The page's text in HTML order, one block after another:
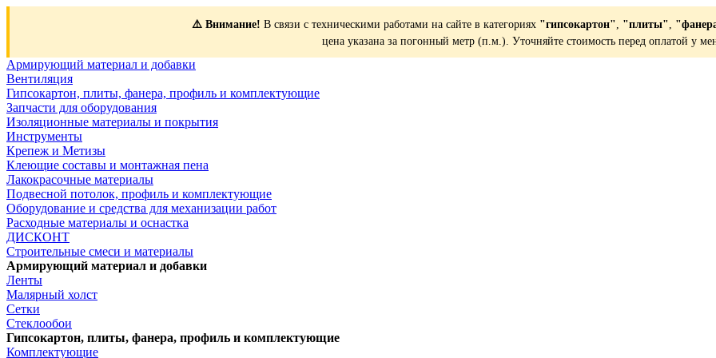
⚠️ Внимание! В связи с техническими работами на сайте в категориях "гипсокартон", "плиты",
цена указана за погонный метр (п.м.). Уточняйте стоимость перед оплатой у
Армирующий материал и добавки
Вентиляция
Гипсокартон, плиты, фанера, профиль и комплектующие
Запчасти для оборудования
Изоляционные материалы и покрытия
Инструменты
Крепеж и Метизы
Клеющие составы и монтажная пена
Лакокрасочные материалы
Подвесной потолок, профиль и комплектующие
Оборудование и средства для механизации работ
Расходные материалы и оснастка
ДИСКОНТ
Строительные смеси и материалы
Армирующий материал и добавки
Ленты
Малярный холст
Сетки
Стеклообои
Гипсокартон, плиты, фанера, профиль и комплектующие
Комплектующие